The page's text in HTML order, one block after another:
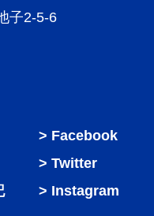
子2-5-6
Facebook
Twitter
Instagram